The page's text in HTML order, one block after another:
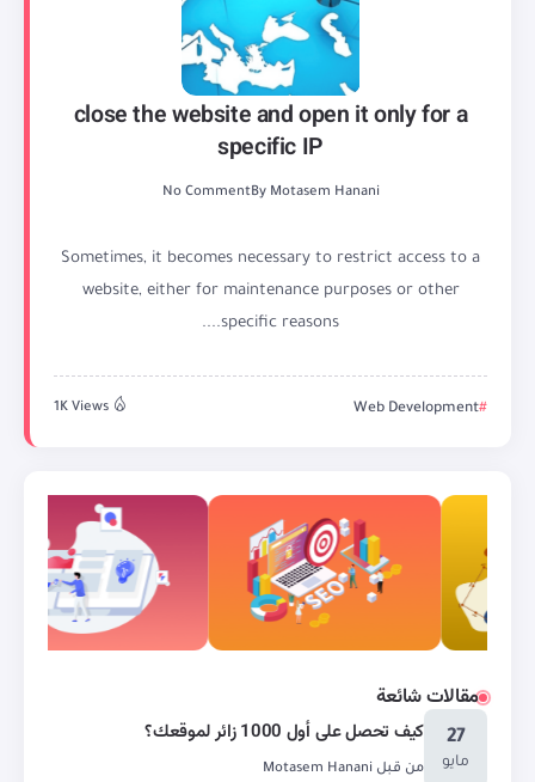
close the website and open it only for a
specific IP
By Motasem Hanani
No Comment
Sometimes, it becomes necessary to restrict access to a
website, either for maintenance purposes or other
specific reasons....
Web Development
1K Views
مقالات شائعة
27
مايو
كيف تحصل على أول 1000 زائر لموقعك؟
من قبل Motasem Hanani